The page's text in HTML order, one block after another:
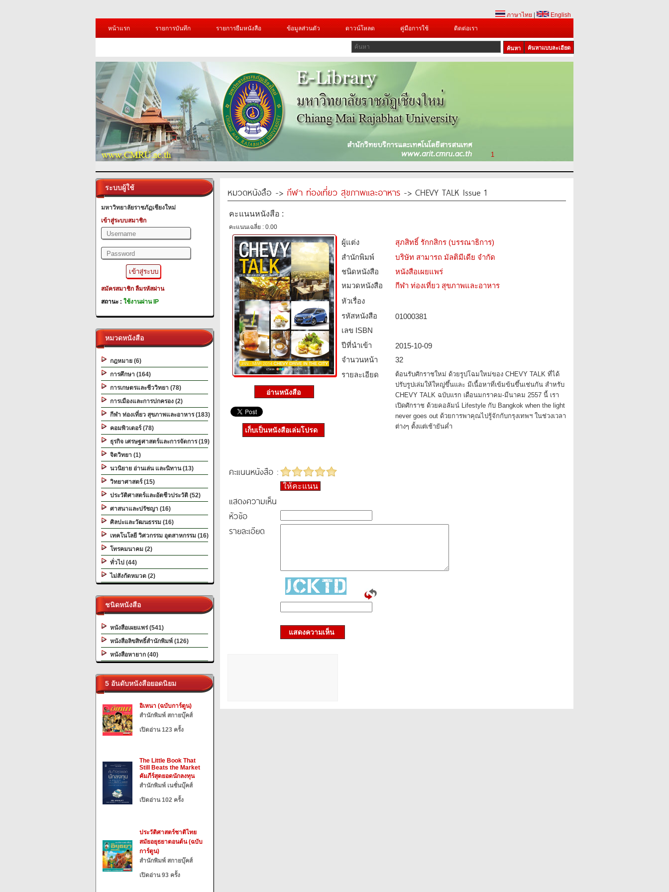
ภาษาไทย
English
หน้าแรก
รายการบันทึก รายการยืมหนังสือ ข้อมูลส่วนตัว ดาวน์โหลด คู่มือการใช้ ติดต่อเรา
ค้นหาแบบละเอียด
1
ระบบผู้ใช้
มหาวิทยาลัยราชภัฏเชียงใหม่
เข้าสู่ระบบสมาชิก
สมัครสมาชิก ลืมรหัสผ่าน
สถานะ : ใช้งานผ่าน IP
หมวดหนังสือ
กฎหมาย (6)
การศึกษา (164)
การเกษตรและชีววิทยา (78)
การเมืองและการปกครอง (2)
กีฬา ท่องเที่ยว สุขภาพและอาหาร (183)
คอมพิวเตอร์ (78)
ธุรกิจ เศรษฐศาสตร์และการจัดการ (19)
จิตวิทยา (1)
นวนิยาย อ่านเล่น และนิทาน (13)
วิทยาศาสตร์ (15)
ประวัติศาสตร์และอัตชีวประวัติ (52)
ศาสนาและปรัชญา (16)
ศิลปะและวัฒนธรรม (16)
เทคโนโลยี วิศวกรรม อุตสาหกรรม (16)
โทรคมนาคม (2)
ทั่วไป (44)
ไม่สังกัดหมวด (2)
ชนิดหนังสือ
หนังสือเผยแพร่ (541)
หนังสือลิขสิทธิ์สำนักพิมพ์ (126)
หนังสือหายาก (40)
5 อันดับหนังสือยอดนิยม
อิเหนา (ฉบับการ์ตูน)
สำนักพิมพ์ สกายบุ๊คส์
เปิดอ่าน 123 ครั้ง
The Little Book That
Still Beats the Market
คัมภีร์สุดยอดนักลงทุน
สำนักพิมพ์ เนชั่นบุ๊คส์
เปิดอ่าน 102 ครั้ง
ประวัติศาสตร์ชาติไทย
สมัยอยุธยาตอนต้น (ฉบับ
การ์ตูน)
สำนักพิมพ์ สกายบุ๊คส์
เปิดอ่าน 93 ครั้ง
หมวดหนังสือ -> กีฬา ท่องเที่ยว สุขภาพและอาหาร -> CHEVY TALK Issue 1
คะแนนหนังสือ :
คะแนนเฉลี่ย : 0.00
ผู้แต่ง
สุภสิทธิ์ รักกสิกร (บรรณาธิการ)
สำนักพิมพ์
บริษัท สามารถ มัลติมีเดีย จำกัด
ชนิดหนังสือ­
หนังสือเผยแพร่
หมวดหนังสือ­
กีฬา ท่องเที่ยว สุขภาพและอาหาร
หัวเรื่อง
รหัสหนังสือ­
01000381
เลข ISBN
ปีที่นำเข้า
2015-10-09
จำนวนหน้า
32
รายละเอียด
ต้อนรับศักราชใหม่ ด้วยรูปโฉมใหม่ของ CHEVY TALK ที่ได้
ปรับรูปเล่มให้ใหญ่ขึ้นและ มีเนื้อหาที่เข้มข้นขึ้นเช่นกัน สำหรับ
CHEVY TALK ฉบับแรก เดือนมกราคม-มีนาคม 2557 นี้ เรา
เปิดศักราช ด้วยคอลัมน์ Lifestyle กับ Bangkok when the light
never goes out ด้วยการพาคุณไปรู้จักกับกรุงเทพฯ ในช่วงเวลา
ต่างๆ ตั้งแต่เช้ายันค่ำ
เก็บเป็นหนังสือเล่มโปรด
คะแนนหนังสือ :
ให้คะแนน
แสดงความเห็น
หัวข้อ
รายละเอียด
แสดงความเห็น